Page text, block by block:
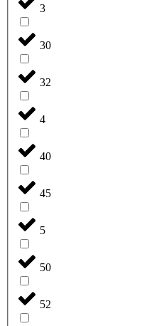
3
30
32
4
40
45
5
50
52